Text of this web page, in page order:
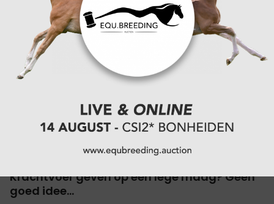
Krachtvoer geven op een lege maag? Geen
goed idee...